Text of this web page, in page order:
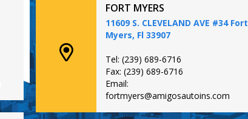
FORT MYERS
11609 S. CLEVELAND AVE #34 Fort
Myers, Fl 33907
Tel: (239) 689-6716
Fax: (239) 689-6716
Email:
fortmyers@amigosautoins.com